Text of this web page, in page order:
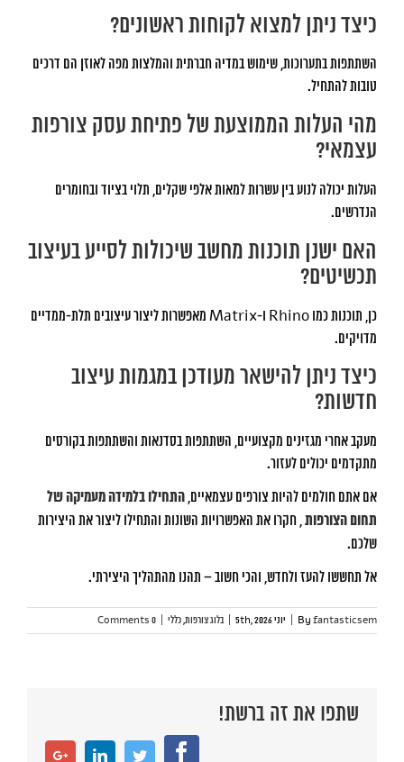
כיצד ניתן למצוא לקוחות ראשונים?
השתתפות בתערוכות, שימוש במדיה חברתית והמלצות מפה לאוזן הם דרכים
טובות להתחיל.
מהי העלות הממוצעת של פתיחת עסק צורפות
עצמאי?
העלות יכולה לנוע בין עשרות למאות אלפי שקלים, תלוי בציוד ובחומרים
הנדרשים.
האם ישנן תוכנות מחשב שיכולות לסייע בעיצוב
תכשיטים?
כן, תוכנות כמו Rhino ו-Matrix מאפשרות ליצור עיצובים תלת-ממדיים
מדויקים.
כיצד ניתן להישאר מעודכן במגמות עיצוב
חדשות?
מעקב אחרי מגזינים מקצועיים, השתתפות בסדנאות והשתתפות בקורסים
מתקדמים יכולים לעזור.
אם אתם חולמים להיות צורפים עצמאיים,התחילו בלמידה מעמיקה של
תחום הצורפות, חקרו את האפשרויות השונות והתחילו ליצור את היצירות
שלכם.
אל תחששו להעז ולחדש, והכי חשוב – תהנו מהתהליך היצירתי.
By fantasticsem יוני 5th, 2026 בלוג צורפות,כללי 0 Comments
שתפו את זה ברשת!
Facebook
Twitter
LinkedIn
Google+